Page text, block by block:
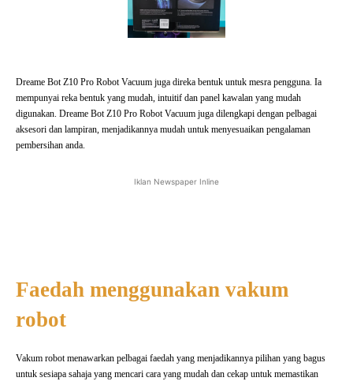
Dreame Bot Z10 Pro Robot Vacuum juga direka bentuk untuk mesra pengguna. Ia
mempunyai reka bentuk yang mudah, intuitif dan panel kawalan yang mudah
digunakan. Dreame Bot Z10 Pro Robot Vacuum juga dilengkapi dengan pelbagai
aksesori dan lampiran, menjadikannya mudah untuk menyesuaikan pengalaman
pembersihan anda.
Iklan Newspaper Inline
Faedah menggunakan vakum
robot
Vakum robot menawarkan pelbagai faedah yang menjadikannya pilihan yang bagus
untuk sesiapa sahaja yang mencari cara yang mudah dan cekap untuk memastikan